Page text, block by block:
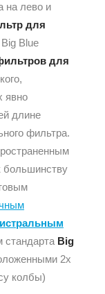
на лево и
для
Big Blue
для
явно
длине
фильтра.
большинству
стандарта Big
2х
колбы)